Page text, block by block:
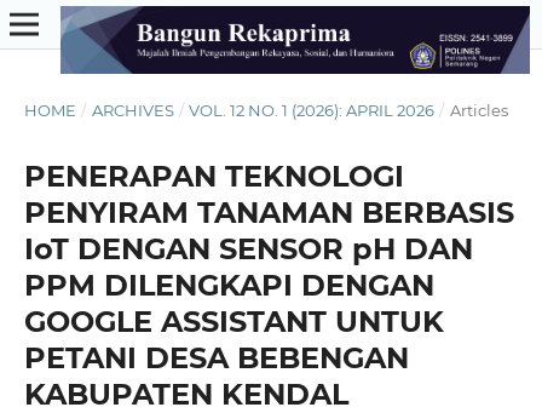
HOME / ARCHIVES / VOL. 12 NO. 1 (2026): APRIL 2026 / Articles
PENERAPAN TEKNOLOGI
PENYIRAM TANAMAN BERBASIS
IoT DENGAN SENSOR pH DAN
PPM DILENGKAPI DENGAN
GOOGLE ASSISTANT UNTUK
PETANI DESA BEBENGAN
KABUPATEN KENDAL